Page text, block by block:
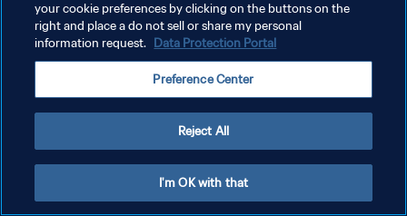
POLÍTICA DE PRIVACIDADE
TERMOS DE SERVIÇO
ADMINISTRAR AS PREFERÊNCIAS DE COOKIES
your cookie preferences by clicking on the buttons on the
right and place a do not sell or share my personal
information request. Data Protection Portal
Preference Center
Reject All
I'm OK with that